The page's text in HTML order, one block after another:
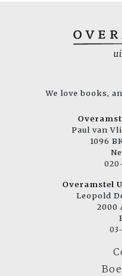
We love books,
Paul van
1096
Overamstel
Leopold
2000